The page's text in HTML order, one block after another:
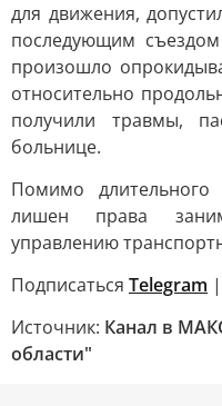
для движения,
последующим
произошло
относительно
получили травмы,
больнице.
Помимо
лишен права
управлению
Подписаться Telegram |
Источник: Канал в
области"